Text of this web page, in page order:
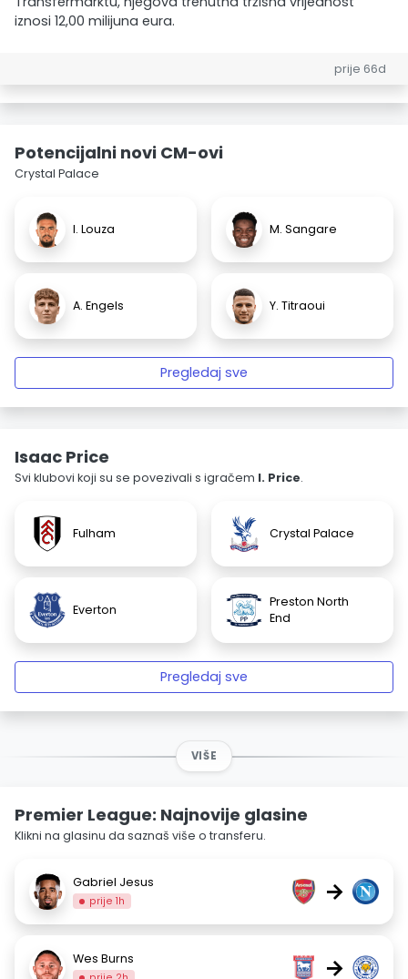
iznosi 12,00 milijuna eura.
prije 66d
Potencijalni novi CM-ovi
Crystal Palace
I. Louza M. Sangare
A. Engels Y. Titraoui
Pregledaj sve
Isaac Price
Svi klubovi koji su se povezivali s igračem I. Price.
Fulham Crystal Palace
Everton
Preston North
End
Pregledaj sve
VIŠE
Premier League: Najnovije glasine
Klikni na glasinu da saznaš više o transferu.
Gabriel Jesus
prije 1h →
Wes Burns →